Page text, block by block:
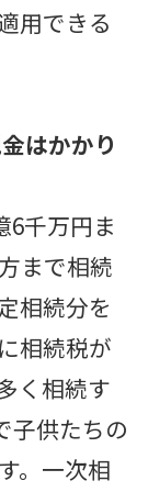
用できる
はかかり
6千万円ま
まで相続
相続分を
相続税が
く相続す
子供たちの
。一次相